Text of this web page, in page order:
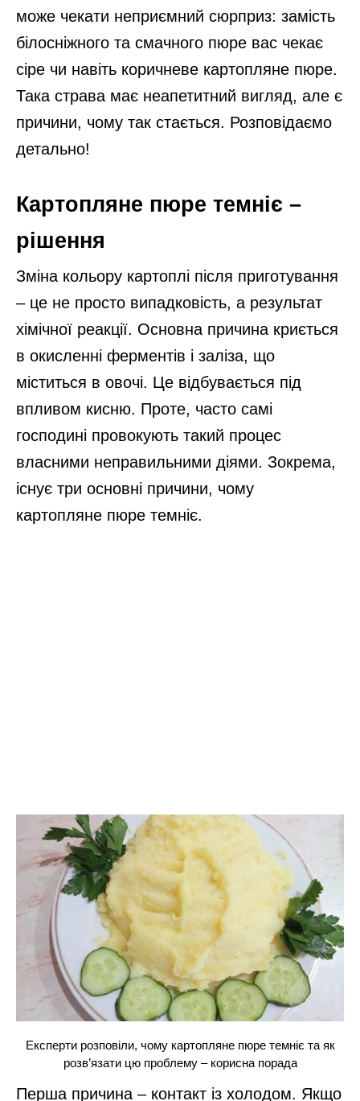
може чекати неприємний сюрприз: замість
білосніжного та смачного пюре вас чекає
сіре чи навіть коричневе картопляне пюре.
Така страва має неапетитний вигляд, але є
причини, чому так стається. Розповідаємо
детально!
Картопляне пюре темніє –
рішення
Зміна кольору картоплі після приготування
– це не просто випадковість, а результат
хімічної реакції. Основна причина криється
в окисленні ферментів і заліза, що
міститься в овочі. Це відбувається під
впливом кисню. Проте, часто самі
господині провокують такий процес
власними неправильними діями. Зокрема,
існує три основні причини, чому
картопляне пюре темніє.
Експерти розповіли, чому картопляне пюре темніє та як
розв’язати цю проблему – корисна порада
Перша причина – контакт із холодом. Якщо